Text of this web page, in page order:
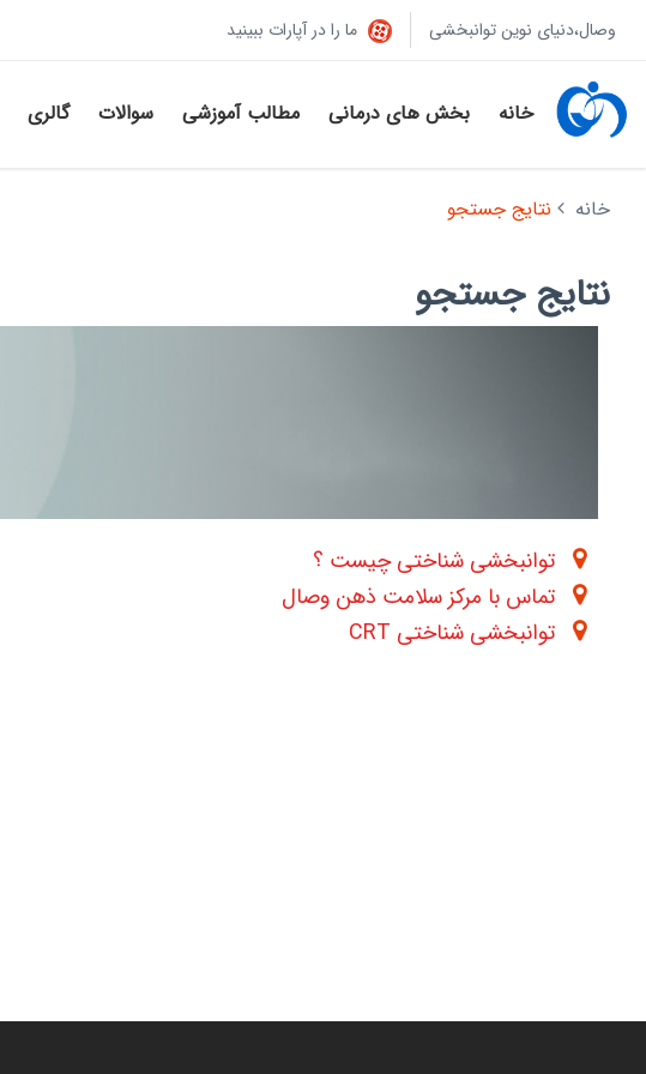
وصال،دنیای نوین توانبخشی ما را در آپارات ببینید
خانه بخش های درمانی مطالب آموزشی سوالات گالری
خانه نتایج جستجو
نتایج جستجو
توانبخشی شناختی چیست ؟
تماس با مرکز سلامت ذهن وصال
توانبخشی شناختی CRT